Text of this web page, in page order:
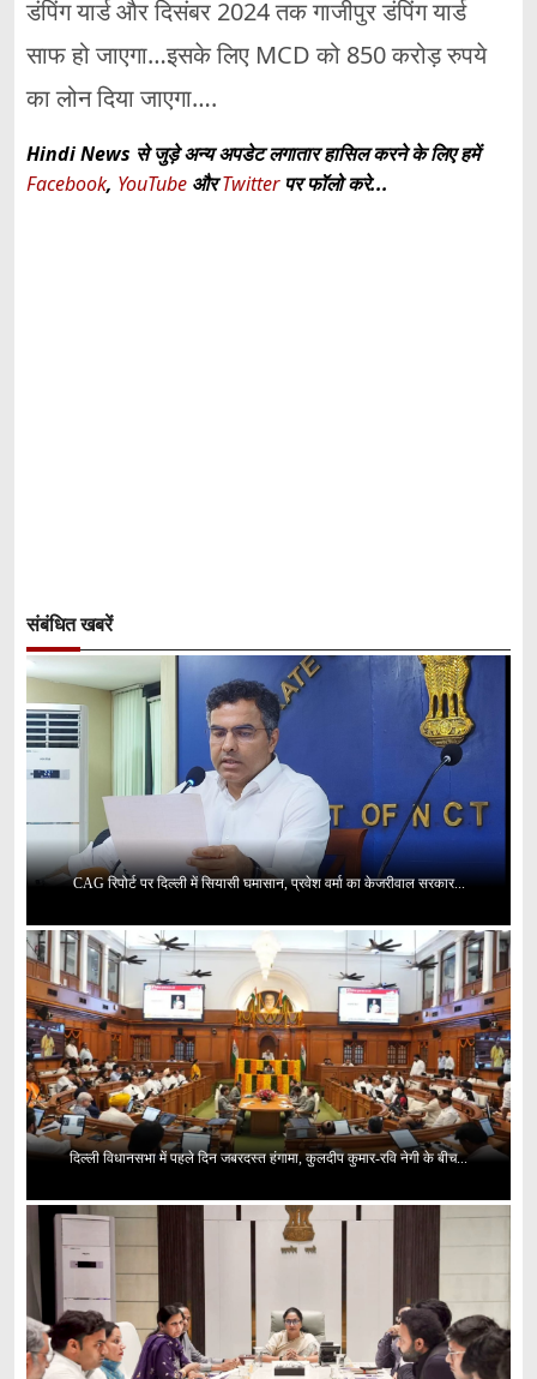
डंपिंग यार्ड और दिसंबर 2024 तक गाजीपुर डंपिंग यार्ड
साफ हो जाएगा…इसके लिए MCD को 850 करोड़ रुपये
का लोन दिया जाएगा….
Hindi News से जुड़े अन्य अपडेट लगातार हासिल करने के लिए हमें
Facebook, YouTube औरTwitterपर फॉलो करे...
संबंधित खबरें
CAG रिपोर्ट पर दिल्ली में सियासी घमासान, प्रवेश वर्मा का केजरीवाल सरकार...
दिल्ली विधानसभा में पहले दिन जबरदस्त हंगामा, कुलदीप कुमार-रवि नेगी के बीच...